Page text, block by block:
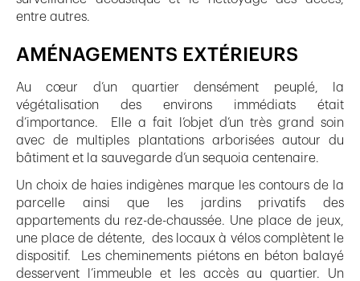
entre autres.
AMÉNAGEMENTS EXTÉRIEURS
Au cœur d’un quartier densément peuplé, la
végétalisation des environs immédiats était
d’importance. Elle a fait l’objet d’un très grand soin
avec de multiples plantations arborisées autour du
bâtiment et la sauvegarde d’un sequoia centenaire.
Un choix de haies indigènes marque les contours de la
parcelle ainsi que les jardins privatifs des
appartements du rez-de-chaussée. Une place de jeux,
une place de détente, des locaux à vélos complètent le
dispositif. Les cheminements piétons en béton balayé
desservent l’immeuble et les accès au quartier. Un